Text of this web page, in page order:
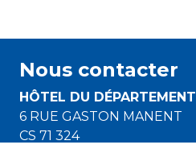
Nous contacter
HÔTEL DU DÉPARTEMENT
6 RUE GASTON MANENT
CS 71 324